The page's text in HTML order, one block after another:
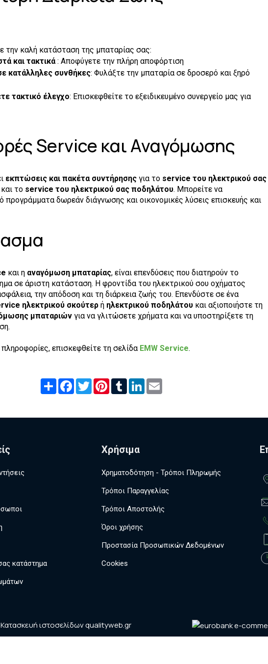
την καλή κατάσταση της μπαταρίας σας:
και τακτικά: Αποφύγετε την πλήρη αποφόρτιση
κατάλληλες συνθήκες: Φυλάξτε την μπαταρία σε δροσερό και ξηρό
τακτικό έλεγχο: Επισκεφθείτε το εξειδικευμένο συνεργείο μας για
Service και Αναγόμωσης
εκπτώσεις και πακέτα συντήρησηςγια το service του ηλεκτρικού σας
το service του ηλεκτρικού σας ποδηλάτου. Μπορείτε να
προγράμματα δωρεάν διάγνωσης και οικονομικές λύσεις επισκευής και
και η αναγόμωση μπαταρίας, είναι επενδύσεις που διατηρούν το
σε άριστη κατάσταση. Η φροντίδα του ηλεκτρικού σου οχήματος
την απόδοση και τη διάρκεια ζωής του. Επενδύστε σε ένα
ηλεκτρικού σκούτερή ηλεκτρικού ποδηλάτουκαι αξιοποιήστε τη
μπαταριώνγια να γλιτώσετε χρήματα και να υποστηρίξετε τη
επισκεφθείτε τη σελίδα EMW Service.
Share Facebook
TwitterPinterest
TumblrLinkedIn
κατάστημα
Χρήσιμα
Χρηματοδότηση - Τρόποι Πληρωμής
Τρόποι Παραγγελίας
Τρόποι Αποστολής
Όροι χρήσης
Προστασία Προσωπικών Δεδομένων
Cookies
Κατασκευή ιστοσελίδων qualityweb.gr